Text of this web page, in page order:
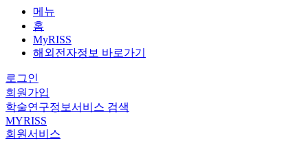
메뉴
홈
MyRISS
해외전자정보 바로가기
로그인
회원가입
학술연구정보서비스 검색
MYRISS
회원서비스